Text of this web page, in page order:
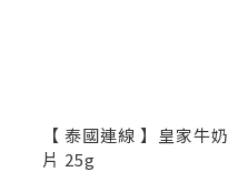
【 泰國連線 】皇家牛奶
片 25g